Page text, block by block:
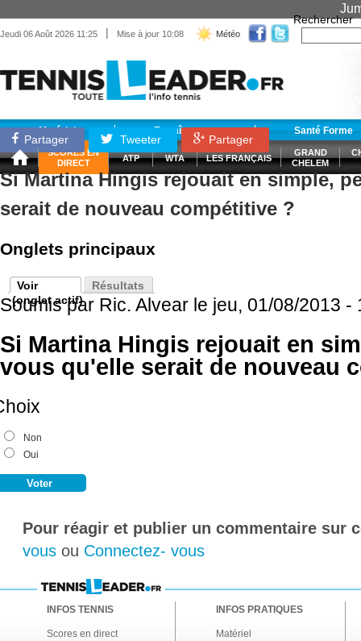
Jeudi 06 Août 2026 11:25 | Mise à jour 10:08 Météo
Rechercher
Matériel Entraînement Santé Forme
SCORES EN
DIRECT
ATP WTA LES FRANÇAIS
GRAND
CHELEM
Partager Tweeter Partager
Si Martina Hingis rejouait en simple,
serait de nouveau compétitive ?
Onglets principaux
Voir
(onglet actif)
Résultats
Soumis par Ric. Alvear le jeu, 01/08/2013 -
Si Martina Hingis rejouait en
vous qu'elle serait de nouveau
Non
Oui
Pour réagir et publier un commentaire sur
vous ou Connectez- vous
INFOS TENNIS
Scores en direct
INFOS PRATIQUES
Matériel